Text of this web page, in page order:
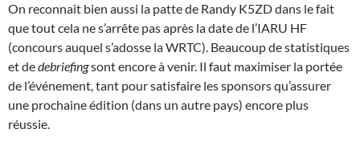
On reconnait bien aussi la patte de Randy K5ZD dans le fait
que tout cela ne s’arrête pas après la date de l’IARU HF
(concours auquel s’adosse la WRTC). Beaucoup de statistiques
et dedebriefingsont encore à venir. Il faut maximiser la portée
de l’événement, tant pour satisfaire les sponsors qu’assurer
une prochaine édition (dans un autre pays) encore plus
réussie.